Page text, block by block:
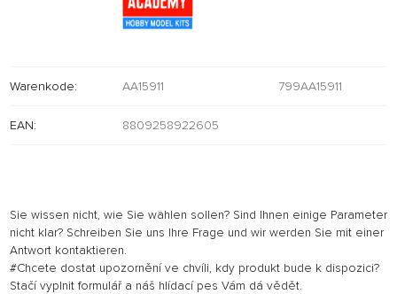
Warenkode: AA15911 799AA15911
EAN: 8809258922605
Sie wissen nicht, wie Sie wählen sollen? Sind Ihnen einige Parameter
nicht klar? Schreiben Sie uns Ihre Frage und wir werden Sie mit einer
Antwort kontaktieren.
#Chcete dostat upozornění ve chvíli, kdy produkt bude k dispozici?
Stačí vyplnit formulář a náš hlídací pes Vám dá vědět.